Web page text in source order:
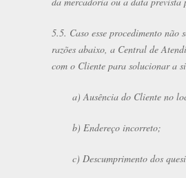
5.5. Caso esse procedimento não
razões abaixo, a Central de
com o Cliente para solucionar a
a) Ausência do Cliente no
b) Endereço incorreto;
c) Descumprimento dos